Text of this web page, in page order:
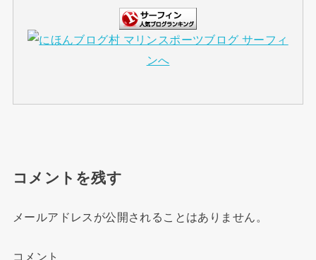
コメントを残す
メールアドレスが公開されることはありません。
コメント